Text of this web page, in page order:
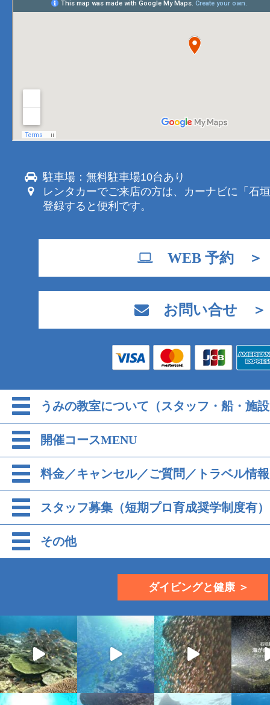
駐車場：無料駐車場10台あり
レンタカーでご来店の方は、カーナビに「石
登録すると便利です。
WEB 予約 ＞
お問い合せ ＞
うみの教室について（スタッフ・船・施
開催コースMENU
料金／キャンセル／ご質問／トラベル情報
スタッフ募集（短期プロ育成奨学制度有）
その他
ダイビングと健康 ＞